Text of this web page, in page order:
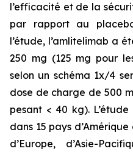
l’efficacité et de la
par rapport au
l’étude, l’amlitelimab a
250 mg (125 mg pour
selon un schéma 1x/4
dose de charge de 500
pesant < 40 kg).
dans 15 pays
d’Europe, d’Asie-